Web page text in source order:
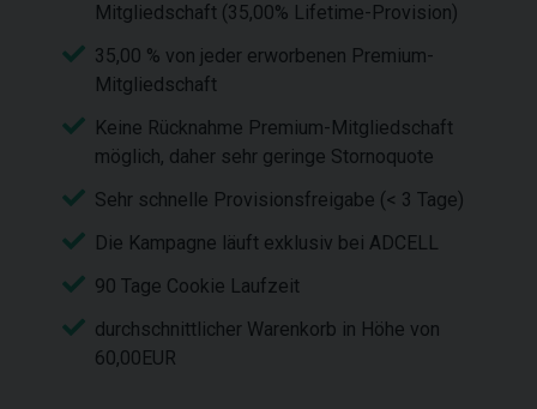
Mitgliedschaft (35,00% Lifetime-Provision)
35,00 % von jeder erworbenen Premium-
Mitgliedschaft
Keine Rücknahme Premium-Mitgliedschaft
möglich, daher sehr geringe Stornoquote
Sehr schnelle Provisionsfreigabe (< 3 Tage)
Die Kampagne läuft exklusiv bei ADCELL
90 Tage Cookie Laufzeit
durchschnittlicher Warenkorb in Höhe von
60,00EUR